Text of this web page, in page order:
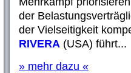
der
der Vielseitigkeit
RIVERA (USA) führt...
» mehr dazu «